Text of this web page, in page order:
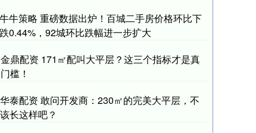
牛牛策略 重磅数据出炉！百城二手房价格环比下
跌0.44%，92城环比跌幅进一步扩大
金鼎配资 171㎡配叫大平层？这三个指标才是真
门槛！
华泰配资 敢问开发商：230㎡的完美大平层，不
该长这样吧？